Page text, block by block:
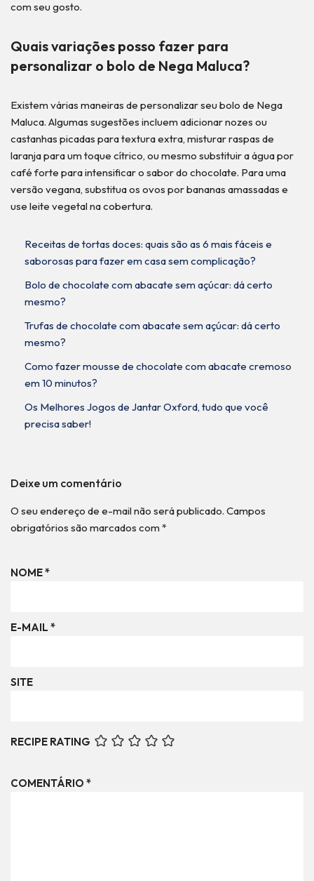
com seu gosto.
Quais variações posso fazer para
personalizar o bolo de Nega Maluca?
Existem várias maneiras de personalizar seu bolo de Nega
Maluca. Algumas sugestões incluem adicionar nozes ou
castanhas picadas para textura extra, misturar raspas de
laranja para um toque cítrico, ou mesmo substituir a água por
café forte para intensificar o sabor do chocolate. Para uma
versão vegana, substitua os ovos por bananas amassadas e
use leite vegetal na cobertura.
Receitas de tortas doces: quais são as 6 mais fáceis e
saborosas para fazer em casa sem complicação?
Bolo de chocolate com abacate sem açúcar: dá certo
mesmo?
Trufas de chocolate com abacate sem açúcar: dá certo
mesmo?
Como fazer mousse de chocolate com abacate cremoso
em 10 minutos?
Os Melhores Jogos de Jantar Oxford, tudo que você
precisa saber!
Deixe um comentário
O seu endereço de e-mail não será publicado. Campos
obrigatórios são marcados com *
NOME*
E-MAIL *
SITE
RECIPE RATING
COMENTÁRIO *